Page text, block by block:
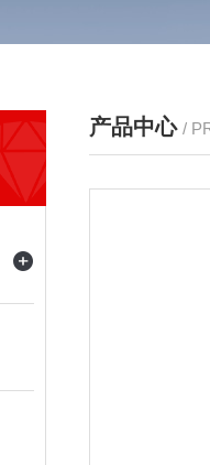
产品中心 /